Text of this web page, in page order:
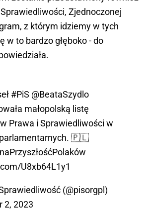
Zjednoczonej
z którym idziemy w tych
w to bardzo głęboko - do
#PiS @BeataSzydlo
małopolską listę
Prawa i Sprawiedliwości w
🇵🇱
U8xb64L1y1
(@pisorgpl)
2, 2023